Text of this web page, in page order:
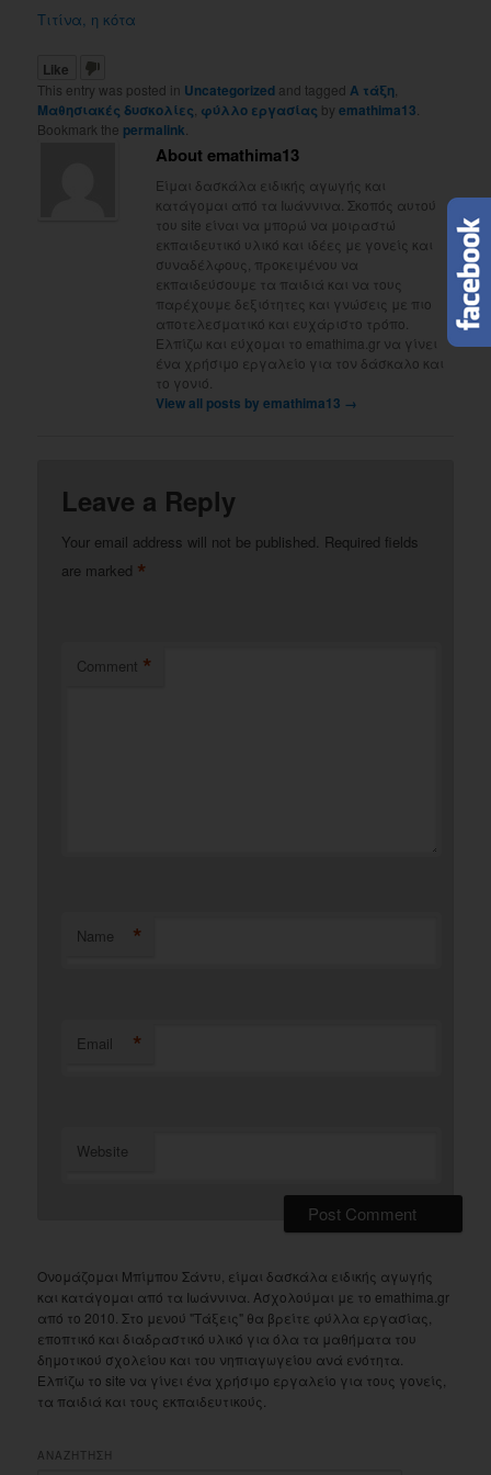
Τιτίνα, η κότα
Like
This entry was posted in Uncategorized and tagged Α τάξη
Μαθησιακές δυσκολίες φύλλο εργασίας byemathima13
Bookmark the permalink
About emathima13
Είμαι δασκάλα ειδικής αγωγής και
κατάγομαι από τα Ιωάννινα. Σκοπός αυτού
του site είναι να μπορώ να μοιραστώ
εκπαιδευτικό υλικό και ιδέες με γονείς και
συναδέλφους, προκειμένου να
εκπαιδεύσουμε τα παιδιά και να τους
παρέχουμε δεξιότητες και γνώσεις με πιο
αποτελεσματικό και ευχάριστο τρόπο.
Ελπίζω και εύχομαι το emathima.gr να γίνει
ένα χρήσιμο εργαλείο για τον δάσκαλο και
το γονιό.
View all posts by emathima13 →
Leave a Reply
Your email address will not be published. Required fields
are marked *
Comment *
Name *
Email *
Website
Ονομάζομαι Μπίμπου Σάντυ, είμαι δασκάλα ειδικής αγωγής
και κατάγομαι από τα Ιωάννινα. Ασχολούμαι με το emathima.gr
από το 2010. Στο μενού "Τάξεις" θα βρείτε φύλλα εργασίας,
εποπτικό και διαδραστικό υλικό για όλα τα μαθήματα του
δημοτικού σχολείου και του νηπιαγωγείου ανά ενότητα.
Ελπίζω το site να γίνει ένα χρήσιμο εργαλείο για τους γονείς,
τα παιδιά και τους εκπαιδευτικούς.
ΑΝΑΖΗΤΗΣΗ